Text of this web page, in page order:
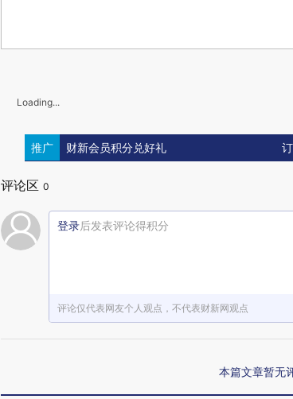
Loading...
推广 财新会员积分兑好礼
评论区 0
登录后发表评论得积分
评论仅代表网友个人观点，不代表财新网观点
本篇文章暂无